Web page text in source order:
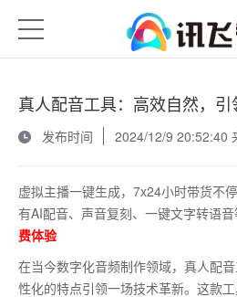
真人配音工具：高效自然，
发布时间
2024/12/9 20:52:40
虚拟主播一键生成，7x24小时带货不
有AI配音、声音复刻、一键文字转语音
费体验
在当今数字化音频制作领域，真人配
性化的特点引领一场技术革新。这款